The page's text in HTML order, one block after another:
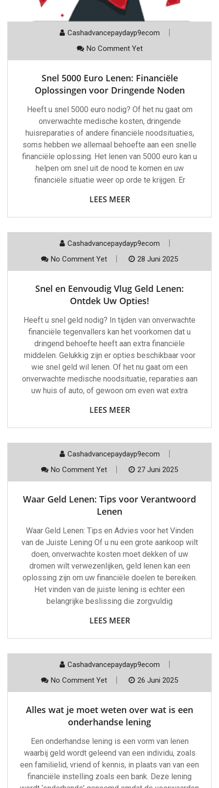
Cashadvancepaydayp9ecom
No Comment Yet
Snel 5000 Euro Lenen: Financiële
Oplossingen voor Dringende Noden
Heeft u snel 5000 euro nodig? Of het nu gaat om
onverwachte medische kosten, dringende
huisreparaties of andere financiële noodsituaties,
soms hebben we allemaal behoefte aan een snelle
financiële oplossing. Het lenen van 5000 euro kan u
helpen om snel uit de nood te komen en uw
financiële situatie weer op orde te krijgen. Er
LEES MEER
Cashadvancepaydayp9ecom
No Comment Yet
28 Juni 2025
Snel en Eenvoudig Vlug Geld Lenen:
Ontdek Uw Opties!
Heeft u snel geld nodig? In tijden van onverwachte
financiële tegenvallers kan het voorkomen dat u
dringend behoefte heeft aan extra financiële
middelen. Gelukkig zijn er opties beschikbaar voor
wie snel geld wil lenen. Of het nu gaat om een
onverwachte medische noodsituatie, reparaties aan
uw huis of auto, of gewoon om even wat extra
LEES MEER
Cashadvancepaydayp9ecom
No Comment Yet
27 Juni 2025
Waar Geld Lenen: Tips voor Verantwoord
Lenen
Waar Geld Lenen: Tips en Advies voor het Vinden
van de Juiste Lening Of u nu een grote aankoop wilt
doen, onverwachte kosten moet dekken of uw
dromen wilt verwezenlijken, geld lenen kan een
oplossing zijn om uw financiële doelen te bereiken.
Het vinden van de juiste lening is echter een
belangrijke beslissing die zorgvuldig
LEES MEER
Cashadvancepaydayp9ecom
No Comment Yet
26 Juni 2025
Alles wat je moet weten over wat is een
onderhandse lening
Een onderhandse lening is een vorm van lenen
waarbij geld wordt geleend van een individu, zoals
een familielid, vriend of kennis, in plaats van van een
financiële instelling zoals een bank. Deze lening